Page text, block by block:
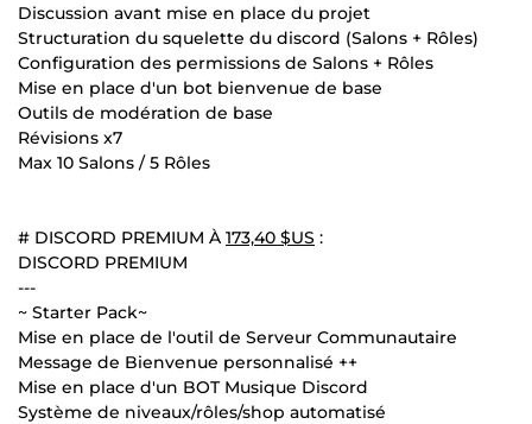
Discussion avant mise en place du projet
Structuration du squelette du discord (Salons + Rôles)
Configuration des permissions de Salons + Rôles
Mise en place d'un bot bienvenue de base
Outils de modération de base
Révisions x7
Max 10 Salons / 5 Rôles
# DISCORD PREMIUM À 173,40 $US :
DISCORD PREMIUM
---
~ Starter Pack~
Mise en place de l'outil de Serveur Communautaire
Message de Bienvenue personnalisé ++
Mise en place d'un BOT Musique Discord
Système de niveaux/rôles/shop automatisé